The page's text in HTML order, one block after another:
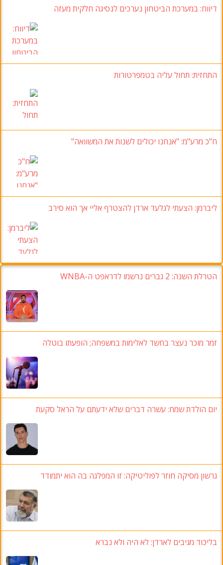
דיווח: במערכת הביטחון נערכים לנסיגה חלקית מעזה
התחזית: תחול עליה בטמפרטורות
ח"כ מרע"מ: "אנחנו יכולים לשנות את המשוואה"
ליברמן: הצעתי לגלעד ארדן להצטרף אליי אך הוא סירב
הטרלת השנה: 2 גברים נרשמו לדראפט ה-WNBA
זמר מוכר נעצר בחשד לאלימות במשפחה; הופעתו בוטלה
יום הולדת שמח: עשרה דברים שלא ידעתם על הראל סקעת
גרשון מסיקה חוזר לפוליטיקה: זו המפלגה בה הוא יתמודד
בליכוד מגיבים לארדן: לא היה ולא נברא